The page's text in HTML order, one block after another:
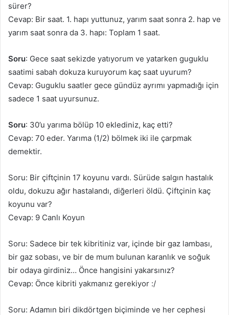
sürer?
Cevap: Bir saat. 1. hapı yuttunuz, yarım saat sonra 2. hap ve
yarım saat sonra da 3. hapı: Toplam 1 saat.
Soru: Gece saat sekizde yatıyorum ve yatarken guguklu
saatimi sabah dokuza kuruyorum kaç saat uyurum?
Cevap: Guguklu saatler gece gündüz ayrımı yapmadığı için
sadece 1 saat uyursunuz.
Soru: 30’u yarıma bölüp 10 eklediniz, kaç etti?
Cevap: 70 eder. Yarıma (1/2) bölmek iki ile çarpmak
demektir.
Soru: Bir çiftçinin 17 koyunu vardı. Sürüde salgın hastalık
oldu, dokuzu ağır hastalandı, diğerleri öldü. Çiftçinin kaç
koyunu var?
Cevap: 9 Canlı Koyun
Soru: Sadece bir tek kibritiniz var, içinde bir gaz lambası,
bir gaz sobası, ve bir de mum bulunan karanlık ve soğuk
bir odaya girdiniz… Önce hangisini yakarsınız?
Cevap: Önce kibriti yakmanız gerekiyor :/
Soru: Adamın biri dikdörtgen biçiminde ve her cephesi